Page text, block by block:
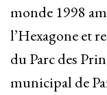
monde 1998
l’Hexagone et
du Parc des
municipal de